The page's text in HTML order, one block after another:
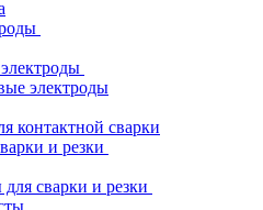
электроды
контактной сварки
и резки
сварки и резки